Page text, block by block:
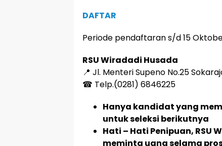
DAFTAR
Periode pendaftaran s/d 15
RSU Wiradadi Husada
📍 Jl. Menteri Supeno No.25
☎ Telp.(0281) 6846225
Hanya kandidat yang
untuk seleksi berikutnya
Hati – Hati Penipuan, RSU
meminta uang selama